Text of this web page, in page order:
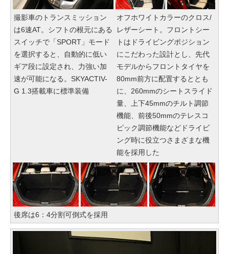
撮影車のトランスミッション
は6速AT。シフトの根元にある
スイッチで「SPORT」モード
を選択すると、自動的に低い
ギア段に設定され、力強い加
速が可能になる。SKYACTIV-
G 1.3搭載車に標準装備
オフホワイトカラーのクロス/
レザーシート。フロントシー
トはドライビングポジション
にこだわった設計とし、先代
モデルからフロントタイヤを
80mm前方に配置するととも
に、260mmのシートスライド
量、上下45mmのチルト調節
機能、前後50mmのテレスコ
ピック調節機能などドライビ
ング時に役立つさまざまな機
能を採用した
後席は6：4分割可倒式を採用